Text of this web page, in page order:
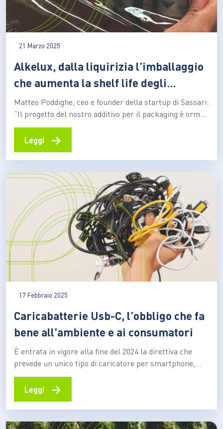
21 Marzo 2025
Alkelux, dalla liquirizia l’imballaggio
che aumenta la shelf life degli
alimenti
Matteo Poddighe, ceo e founder della startup di Sassari:
“Il progetto del nostro additivo per il packaging è ormai
nella fase industriale, grazie al sostegno e alla guida del
programma di accelerazione FoodSeed di Cdp e di
da 2 milioni di euro per…
Leggi →
17 Febbraio 2025
Caricabatterie Usb-C, l’obbligo che fa
bene all’ambiente e ai consumatori
È entrata in vigore alla fine del 2024 la direttiva che
prevede un unico tipo di caricatore per smartphone,
tablet e cuffie. Nel 2026 sarà la volta dei Pc. Una norma
che aiuterà a ridurre l’ammontare dei rifiuti elettronici
comportamenti più sostenibili…
Leggi →